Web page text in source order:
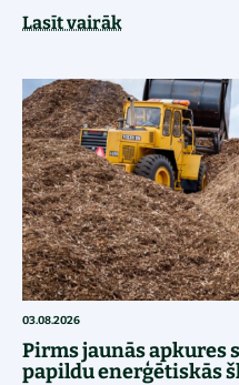
Lasīt vairāk
03.08.2026
Pirms jaunās apkures
papildu enerģētiskās